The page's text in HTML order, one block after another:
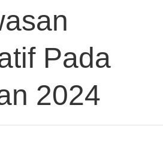
Pada
2024